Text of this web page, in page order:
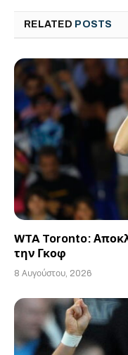
RELATED POSTS
WTA Toronto:
την Γκοφ
8 Αυγούστου, 2026